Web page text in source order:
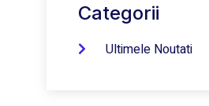
Categorii
Ultimele Noutati